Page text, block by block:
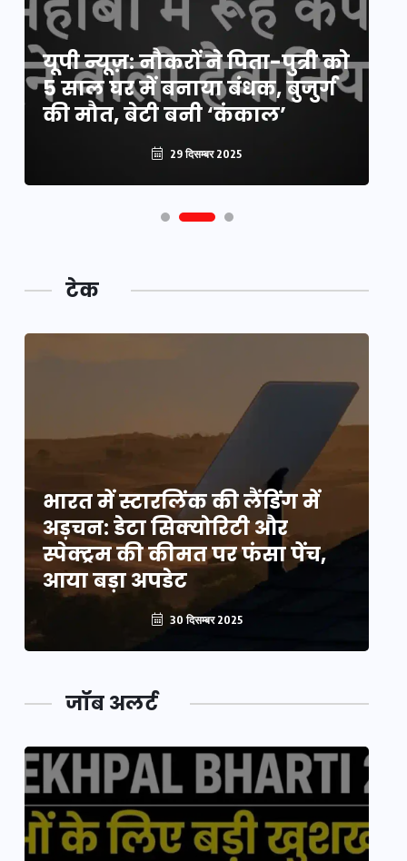
यूपी न्यूज़: नौकरों ने पिता-पुत्री को
5 साल घर में बनाया बंधक, बुजुर्ग
की मौत, बेटी बनी ‘कंकाल’
29 दिसम्बर 2025
यूपी लेखपाल भर्ती: ओबीसी को
मिली बड़ी राहत, 2158 पदों पर बंपर
वैकेंसी, जनरल कोटे में भारी
कटौती
29 दिसम्बर 2025
टेक
भारत में स्टारलिंक की लैंडिंग में
अड़चन: डेटा सिक्योरिटी और
स्पेक्ट्रम की कीमत पर फंसा पेंच,
आया बड़ा अपडेट
30 दिसम्बर 2025
जॉब अलर्ट